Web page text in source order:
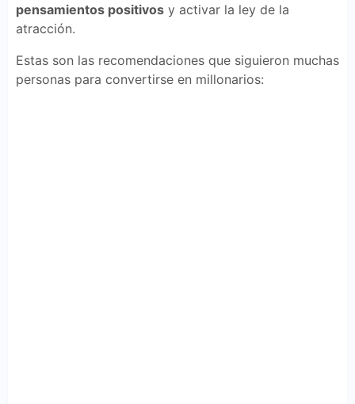
pensamientos positivos y activar la ley de la
atracción.
Estas son las recomendaciones que siguieron muchas
personas para convertirse en millonarios: